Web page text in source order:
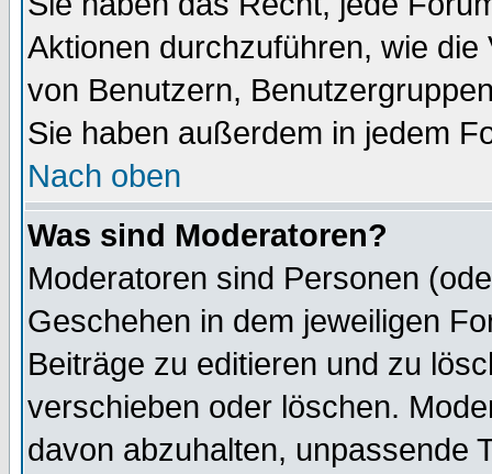
Aktionen durchzuführen, wie
von Benutzern,
Sie haben außerdem in jedem
Nach oben
Was sind Moderatoren?
Moderatoren sind Personen
Geschehen in dem jeweiligen
Beiträge zu editieren und zu
verschieben oder löschen.
davon abzuhalten, unpassende